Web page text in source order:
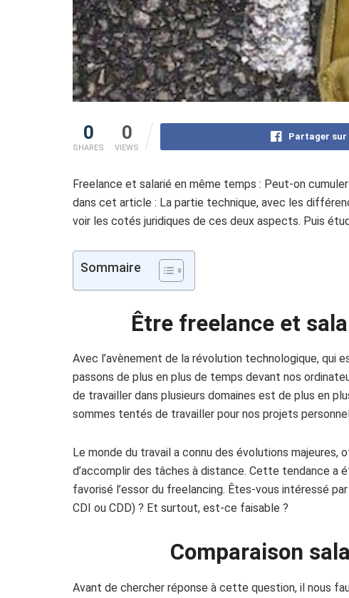
0
SHARES
0
VIEWS
Partager sur
Freelance et salarié en même temps : Peut-on
dans cet article : La partie technique, avec les
voir les cotés juridiques de ces deux aspects. Puis
Sommaire
Être freelance et
Avec l’avènement de la révolution technologique, qui
passons de plus en plus de temps devant nos
de travailler dans plusieurs domaines est de plus en
sommes tentés de travailler pour nos projets
Le monde du travail a connu des évolutions
d’accomplir des tâches à distance. Cette tendance a
favorisé l’essor du freelancing. Êtes-vous intéressé
CDI ou CDD) ? Et surtout, est-ce faisable ?
Comparaison
Avant de chercher réponse à cette question, il nous